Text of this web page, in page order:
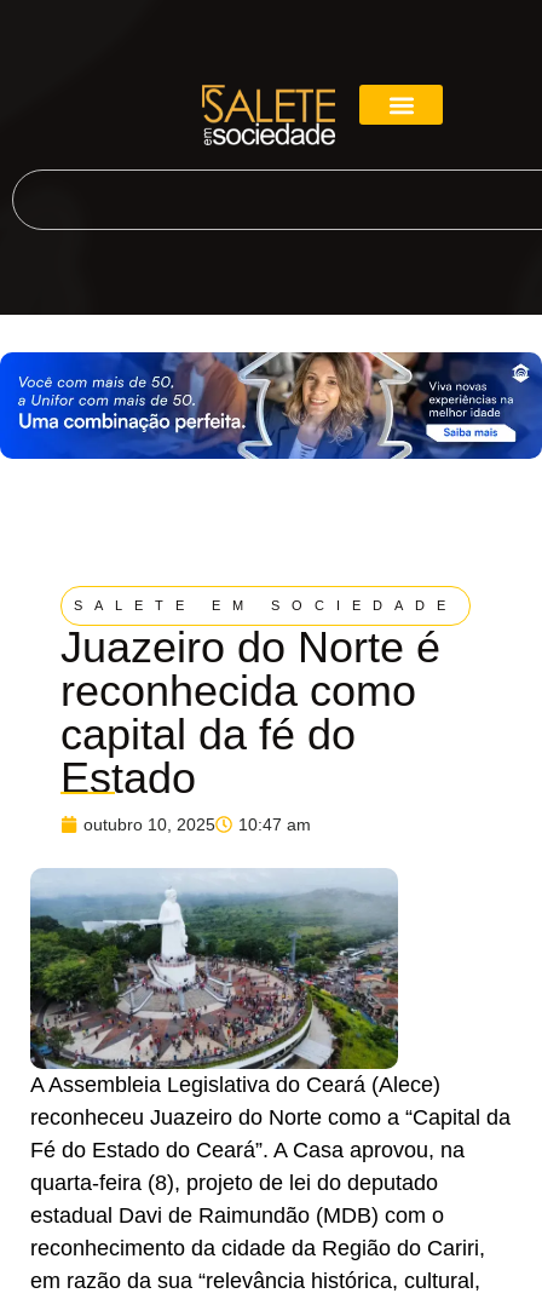
SALETE EM SOCIEDADE
Juazeiro do Norte é
reconhecida como
capital da fé do
Estado
outubro 10, 2025 10:47 am
A Assembleia Legislativa do Ceará (Alece)
reconheceu Juazeiro do Norte como a “Capital da
Fé do Estado do Ceará”. A Casa aprovou, na
quarta-feira (8), projeto de lei do deputado
estadual Davi de Raimundão (MDB) com o
reconhecimento da cidade da Região do Cariri,
em razão da sua “relevância histórica, cultural,